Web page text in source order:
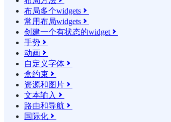
布局多个widgets 
常用布局widgets 
创建一个有状态的widget 
手势 
动画 
自定义字体 
盒约束 
资源和图片 
文本输入 
路由和导航 
国际化 